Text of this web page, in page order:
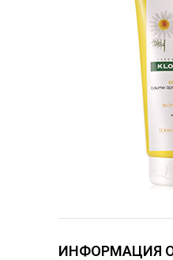
ИНФОРМАЦИЯ